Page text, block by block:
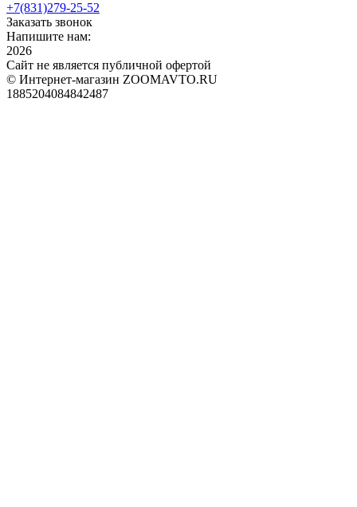
+7(831)279-25-52
Заказать звонок
Напишите нам:
2026
Сайт не является публичной офертой
© Интернет-магазин ZOOMAVTO.RU
1885204084842487